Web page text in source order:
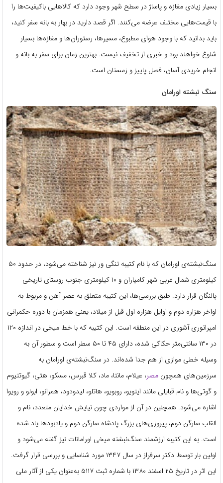
بسیار زیادی مغازه و پاساژ در سطح شهر وجود دارد که کالاهایی باکیفیت‌ها را
با قیمت‌هایی مختلف عرضه می‌کنند. اگر قصد دارید در بهار به بانه سفر کنید،
باید بدانید که با وجود هوای مطبوع، مسیرها، رستوران‌ها و مغازه‌ها بسیار
شلوغ خواهند بود و خبری از تخفیف نیست. بهترین زمان برای سفر به بانه و
انجام خریدی آسان، فصل پاییز و زمستان است.
سنگ نبشته اورامان
سنگ‌نبشته‌ی اورامان که با نام کتیبه تنگی ور نیز شناخته می‌شود، در حدود ۵۰
کیلومتری شمال غربی شهر کامیاران و ۱۰ کیلومتری جنوب روستای تاریخی
پالنگان قرار دارد. طبق بررسی‌ها، این کتیبه متعلق به عصر آهن و مربوط به
اواخر هزاره دوم و اوایل هزاره اول قبل از میلاد، یعنی همزمان با دوره حکمرانی
امپراتوری آشوری در این منطقه است. این کتیبه که با خط میخی در اندازه ۱۲۰
در ۱۳۰ سانتی‌متر حکاکی شده، دارای ۴۵ تا ۵۰ سطر است و سطور آن به
وسیله خطی موازی از هم جدا شده‌اند. در سنگ‌نبشته‌ی اورامان به
سرزمین‌های همچون مصر، عیلام، مانتا، ماد، کلا قبرس، مسکو، هتی، گیوتتیوم
و گوتی‌ها و نام قبایلی مانند ایتویو، روبویو، هاتلو، لیدودود، همرانو، ابولو و رویوا
اشاره می‌شود. همچنین در آن از مواردی چون نیایش خدایان متعدد، نام و
القاب سارگن دوم، پیروزی‌های بزرگ پادشاه سارگن دوم و یادبود‌ها یاد شده
است. به این کتیبه ارزشمند سنگ‌نبشته میخی اورامانات نیز گفته می‌شود و
اولین بار توسط دکتر سرفراز در سال ۱۳۴۷ مورد شناسایی و بررسی قرار گرفت.
این اثر در تاریخ ۲۵ اسفند ۱۳۸۰ با شماره ثبت ۵۱۱۷ به‌عنوان یکی از آثار ملی